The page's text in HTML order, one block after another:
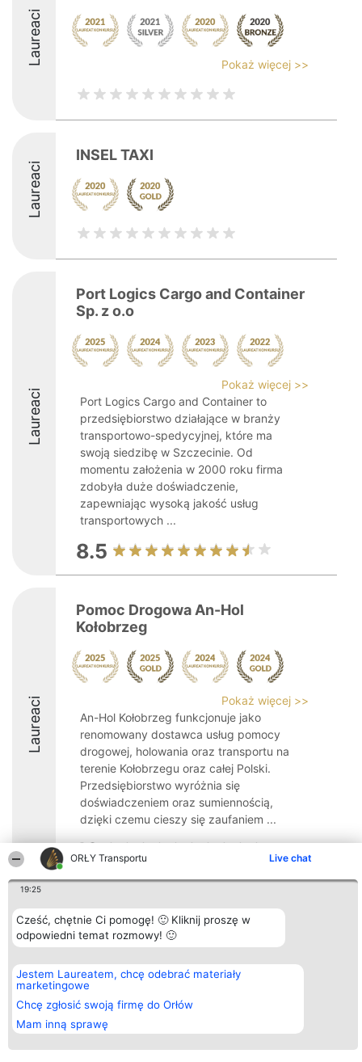
ORŁY Transportu Live chat
19:25
Cześć, chętnie Ci pomogę! 🙂 Kliknij proszę w
odpowiedni temat rozmowy! 🙂
Jestem Laureatem, chcę odebrać materiały
marketingowe
Chcę zgłosić swoją firmę do Orłów
Mam inną sprawę
Laureaci Pokaż więcej >>
Laureaci
INSEL TAXI
Laureaci
Port Logics Cargo and Container
Sp. z o.o
Pokaż więcej >>
Port Logics Cargo and Container to
przedsiębiorstwo działające w branży
transportowo-spedycyjnej, które ma
swoją siedzibę w Szczecinie. Od
momentu założenia w 2000 roku firma
zdobyła duże doświadczenie,
zapewniając wysoką jakość usług
transportowych ...
8.5
Laureaci
Pomoc Drogowa An-Hol
Kołobrzeg
Pokaż więcej >>
An-Hol Kołobrzeg funkcjonuje jako
renomowany dostawca usług pomocy
drogowej, holowania oraz transportu na
terenie Kołobrzegu oraz całej Polski.
Przedsiębiorstwo wyróżnia się
doświadczeniem oraz sumiennością,
dzięki czemu cieszy się zaufaniem ...
10
Organizator plebiscytu
Bright Side Solutions sp. z o.
o. sp. k.
ul. Ruska 22
KRS 0000749100 | Regon
381313360 | NIP 8943132676
+48 508 492 400
Plebiscyt
Laureaci
Lista
wszystkich
Zasady
Regulamin
Prywatności
Kontakt
Kontakt